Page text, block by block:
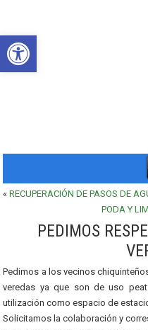
Abrir barra de herramientas
«RECUPERACIÓN DE PASOS DE
PODA Y
PEDIMOS
Pedimos a los vecinos
veredas ya que son de uso
utilización como espacio de
Solicitamos la colaboración y